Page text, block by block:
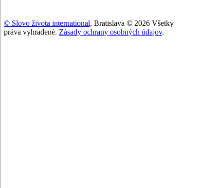
© Slovo života international, Bratislava © 2026 Všetky
práva vyhradené. Zásady ochrany osobných údajov.